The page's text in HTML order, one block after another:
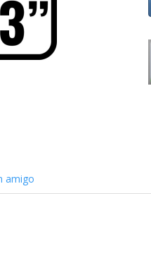
amigo